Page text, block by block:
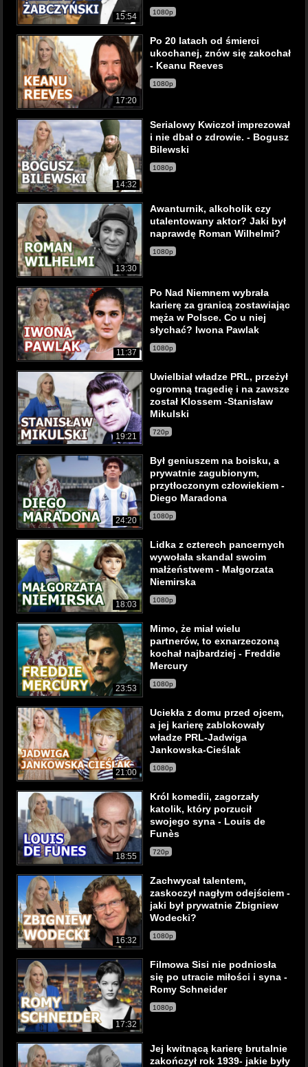
15:54 1080p
17:20
Po 20 latach od śmierci
ukochanej, znów się zakochał
- Keanu Reeves
1080p
14:32
Serialowy Kwiczoł imprezował
i nie dbał o zdrowie. - Bogusz
Bilewski
1080p
13:30
Awanturnik, alkoholik czy
utalentowany aktor? Jaki był
naprawdę Roman Wilhelmi?
1080p
11:37
Po Nad Niemnem wybrała
karierę za granicą zostawiając
męża w Polsce. Co u niej
słychać? Iwona Pawlak
1080p
19:21
Uwielbiał władze PRL, przeżył
ogromną tragedię i na zawsze
został Klossem -Stanisław
Mikulski
720p
24:20
Był geniuszem na boisku, a
prywatnie zagubionym,
przytłoczonym człowiekiem -
Diego Maradona
1080p
18:03
Lidka z czterech pancernych
wywołała skandal swoim
małżeństwem - Małgorzata
Niemirska
1080p
23:53
Mimo, że miał wielu
partnerów, to exnarzeczoną
kochał najbardziej - Freddie
Mercury
1080p
21:00
Uciekła z domu przed ojcem,
a jej karierę zablokowały
władze PRL-Jadwiga
Jankowska-Cieślak
1080p
18:55
Król komedii, zagorzały
katolik, który porzucił
swojego syna - Louis de
Funès
720p
16:32
Zachwycał talentem,
zaskoczył nagłym odejściem -
jaki był prywatnie Zbigniew
Wodecki?
1080p
17:32
Filmowa Sisi nie podniosła
się po utracie miłości i syna -
Romy Schneider
1080p
Jej kwitnącą karierę brutalnie
zakończył rok 1939- jakie były